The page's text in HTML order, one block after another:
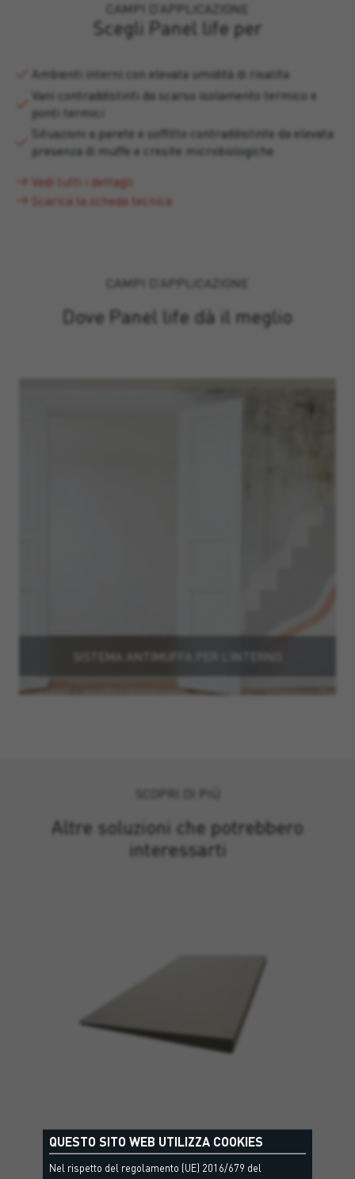
CAMPI D’APPLICAZIONE
Scegli Panel life per
Ambienti interni con elevata umidità di risalita
Vani contraddistinti da scarso isolamento termico e
ponti termici
Situazioni a parete e soffitto contraddistinte da elevata
presenza di muffe e cresite microbiologiche
Vedi tutti i dettagli
Scarica la scheda tecnica
CAMPI D’APPLICAZIONE
Dove Panel life dà il meglio
SISTEMA ANTIMUFFA PER L’INTERNO
Altre soluzioni che potrebbero
interessarti
PANEL LIFECEILING
QUESTO SITO WEB UTILIZZA COOKIES
Nel rispetto del regolamento (UE) 2016/679 del